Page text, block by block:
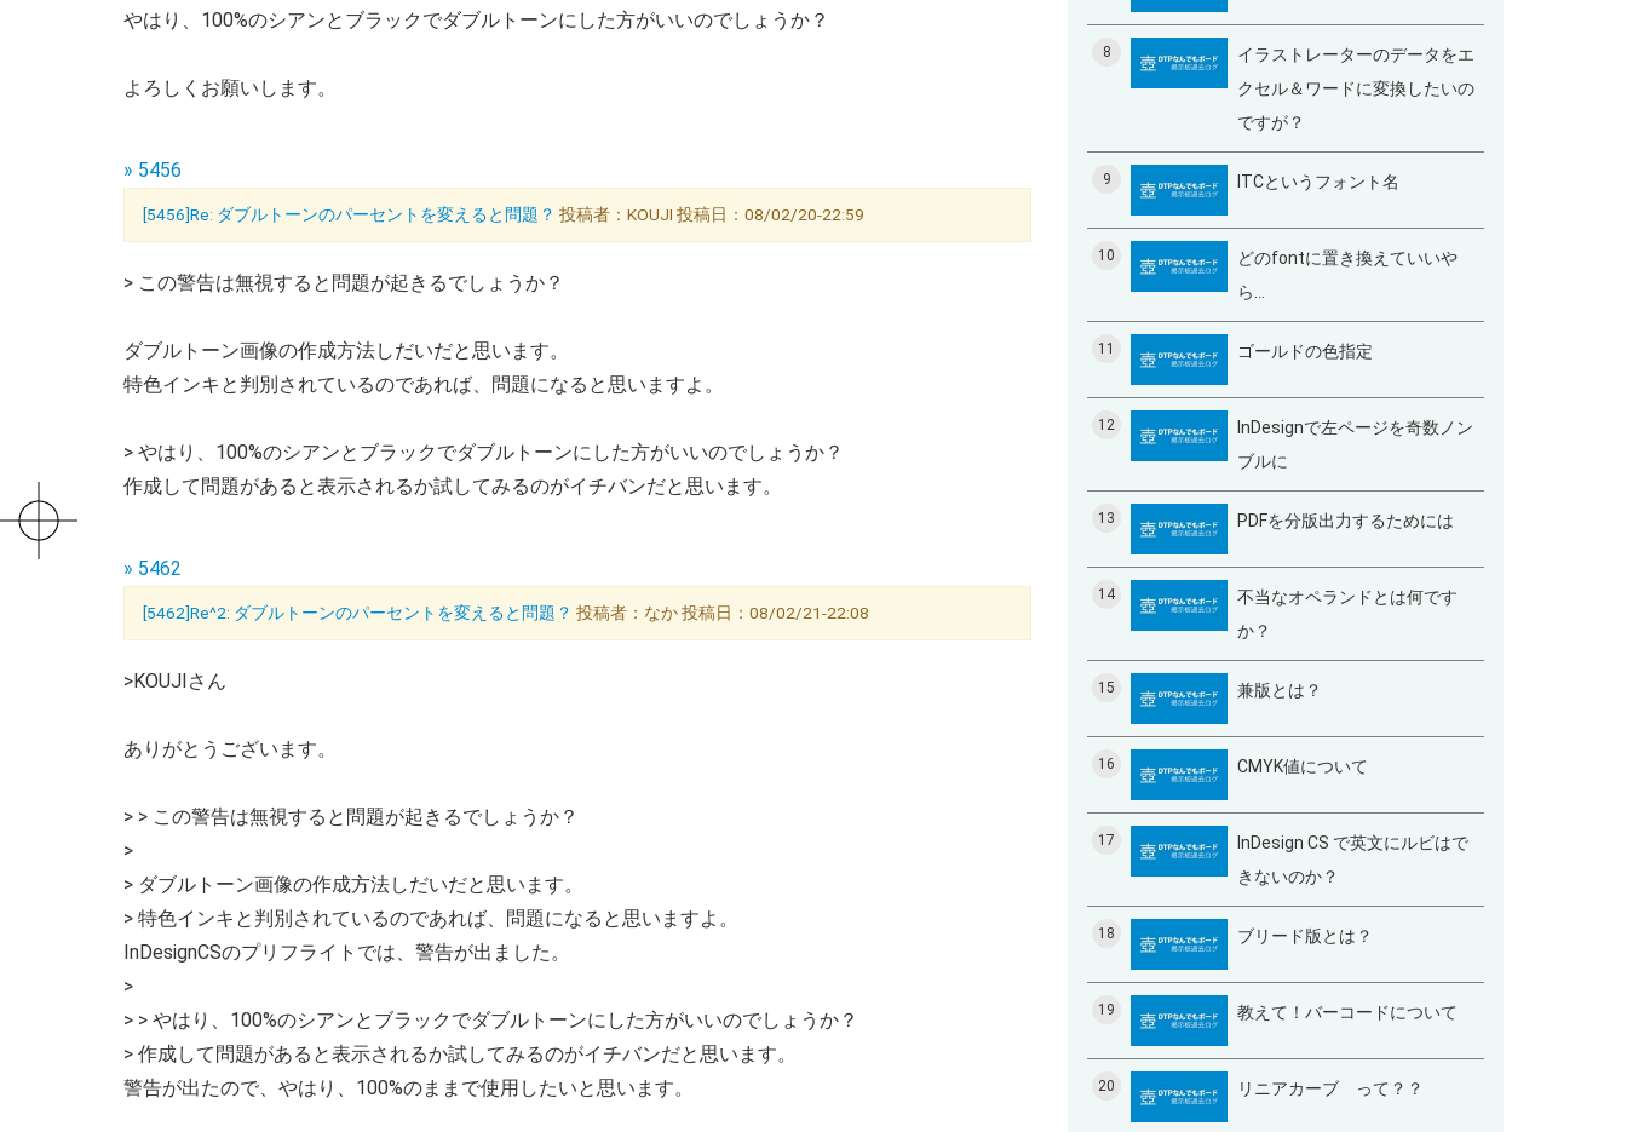
やはり、100%のシアンとブラックでダブルトーンにした方がいいのでしょうか？
よろしくお願いします。
» 5456
[5456]Re: ダブルトーンのパーセントを変えると問題？ 投稿者：KOUJI 投稿日：08/02/20-22:59
> この警告は無視すると問題が起きるでしょうか？
ダブルトーン画像の作成方法しだいだと思います。
特色インキと判別されているのであれば、問題になると思いますよ。
> やはり、100%のシアンとブラックでダブルトーンにした方がいいのでしょうか？
作成して問題があると表示されるか試してみるのがイチバンだと思います。
» 5462
[5462]Re^2: ダブルトーンのパーセントを変えると問題？ 投稿者：なか 投稿日：08/02/21-22:08
>KOUJIさん
ありがとうございます。
> > この警告は無視すると問題が起きるでしょうか？
>
> ダブルトーン画像の作成方法しだいだと思います。
> 特色インキと判別されているのであれば、問題になると思いますよ。
InDesignCSのプリフライトでは、警告が出ました。
>
> > やはり、100%のシアンとブラックでダブルトーンにした方がいいのでしょうか？
> 作成して問題があると表示されるか試してみるのがイチバンだと思います。
警告が出たので、やはり、100%のままで使用したいと思います。
8
イラストレーターのデータをエ
クセル＆ワードに変換したいの
ですが？
9 ITCというフォント名
10
どのfontに置き換えていいや
ら…
11 ゴールドの色指定
12
InDesignで左ページを奇数ノン
ブルに
13 PDFを分版出力するためには
14
不当なオペランドとは何です
か？
15 兼版とは？
16 CMYK値について
17
InDesign CS で英文にルビはで
きないのか？
18 ブリード版とは？
19 教えて！バーコードについて
20 リニアカーブ って？？